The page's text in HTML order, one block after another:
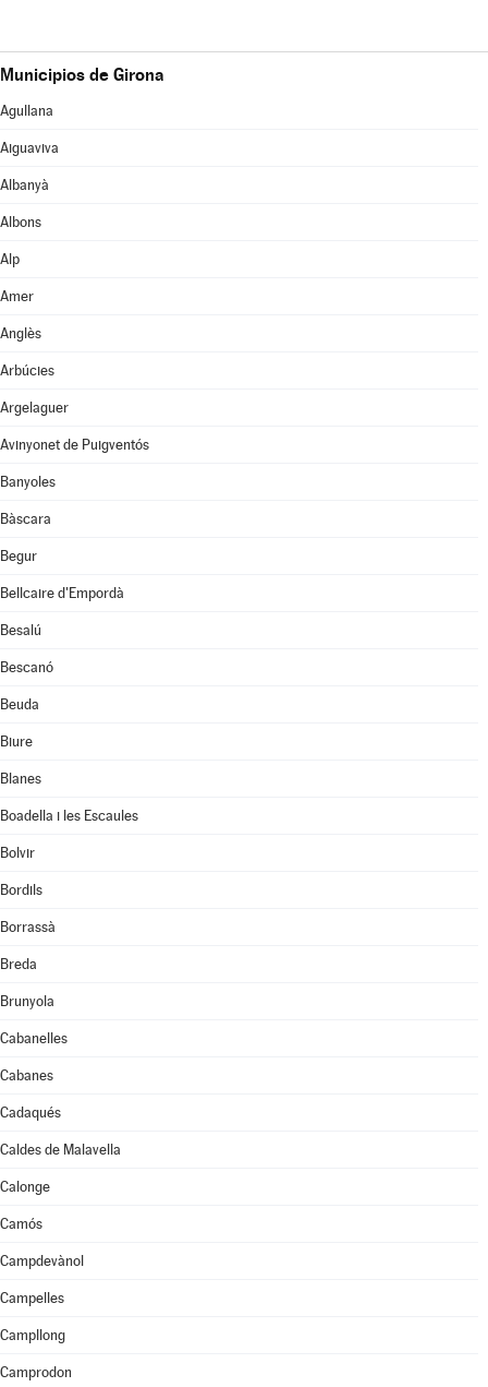
Municipios de Girona
Agullana
Aiguaviva
Albanyà
Albons
Alp
Amer
Anglès
Arbúcies
Argelaguer
Avinyonet de Puigventós
Banyoles
Bàscara
Begur
Bellcaire d'Empordà
Besalú
Bescanó
Beuda
Biure
Blanes
Boadella i les Escaules
Bolvir
Bordils
Borrassà
Breda
Brunyola
Cabanelles
Cabanes
Cadaqués
Caldes de Malavella
Calonge
Camós
Campdevànol
Campelles
Campllong
Camprodon